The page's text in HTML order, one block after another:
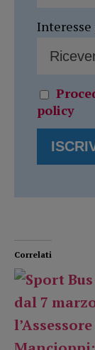
policy
Correlati